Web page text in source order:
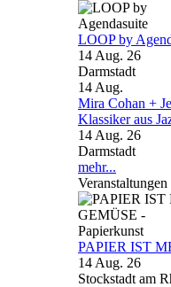
LOOP by
14 Aug. 26
Darmstadt
14 Aug.
Mira Cohan +
Klassiker aus
14 Aug. 26
Darmstadt
mehr...
PAPIER IST
14 Aug. 26
Stockstadt am